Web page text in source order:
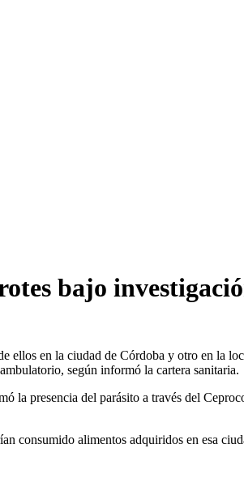
bajo
ellos en la ciudad de Córdoba y otro en la
según informó la cartera sanitaria.
la presencia del parásito a través del
consumido alimentos adquiridos en esa